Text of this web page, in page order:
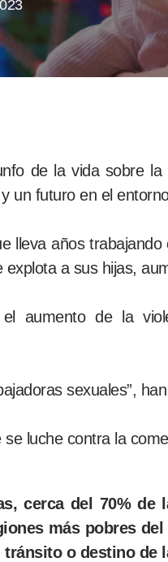
de la vida sobre
un futuro en el
lleva años
explota a sus hijas,
el aumento de la
sexuales”,
luche contra la
cerca del 70%
más pobres
o destino de